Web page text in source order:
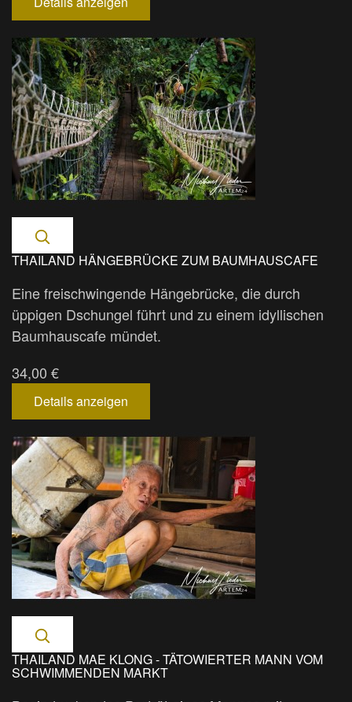
THAILAND HÄNGEBRÜCKE ZUM BAUMHAUSCAFE
Eine freischwingende Hängebrücke, die durch
üppigen Dschungel führt und zu einem idyllischen
Baumhauscafe mündet.
34,00 €
Details anzeigen
THAILAND MAE KLONG - TÄTOWIERTER MANN VOM
SCHWIMMENDEN MARKT